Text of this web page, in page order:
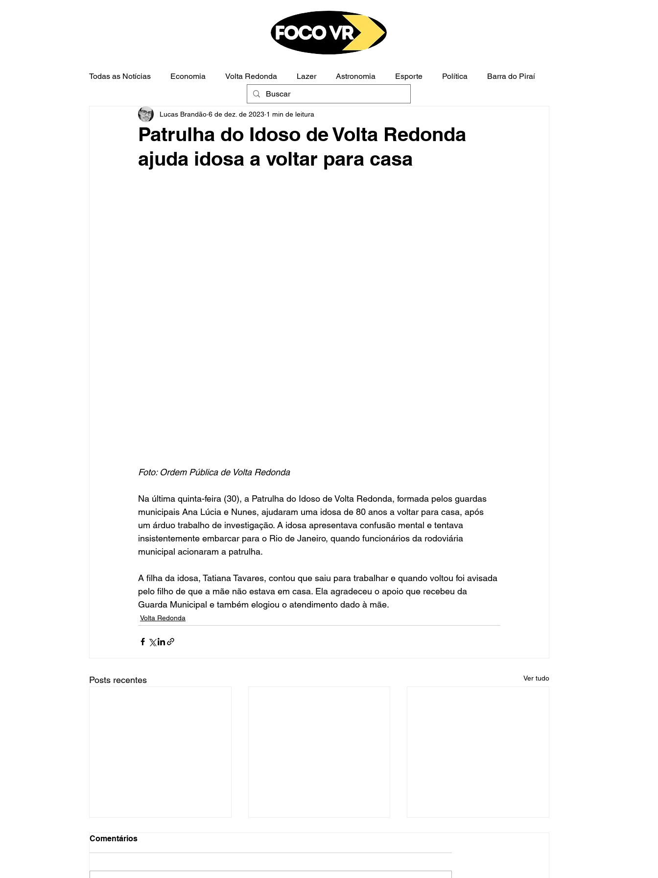
Todas as Notícias Economia Volta Redonda Lazer Astronomia Esporte Política Barra do Piraí
Barra Mansa Pinheiral Polícia Opinião
Patrulha do Idoso de Volta Redonda
ajuda idosa a voltar para casa
Lucas Brandão 6 de dez. de 2023 1 min de leitura
Foto: Ordem Pública de Volta Redonda
Na última quinta-feira (30), a Patrulha do Idoso de Volta Redonda, formada pelos guardas
municipais Ana Lúcia e Nunes, ajudaram uma idosa de 80 anos a voltar para casa, após
um árduo trabalho de investigação. A idosa apresentava confusão mental e tentava
insistentemente embarcar para o Rio de Janeiro, quando funcionários da rodoviária
municipal acionaram a patrulha.
A filha da idosa, Tatiana Tavares, contou que saiu para trabalhar e quando voltou foi avisada
pelo filho de que a mãe não estava em casa. Ela agradeceu o apoio que recebeu da
Guarda Municipal e também elogiou o atendimento dado à mãe.
Volta Redonda
Posts recentes Ver tudo
Comentários